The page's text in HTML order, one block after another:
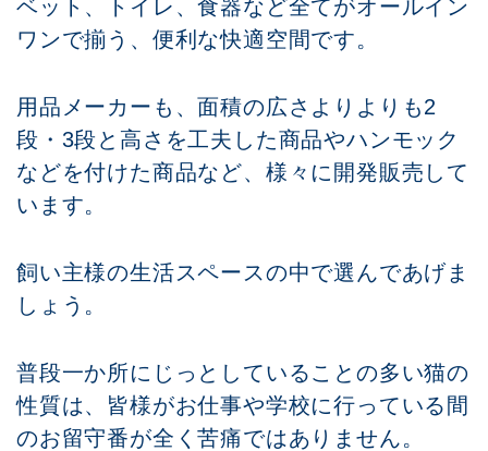
ベット、トイレ、食器など全てがオールイン
ワンで揃う、便利な快適空間です。
用品メーカーも、面積の広さよりよりも2
段・3段と高さを工夫した商品やハンモック
などを付けた商品など、様々に開発販売して
います。
飼い主様の生活スペースの中で選んであげま
しょう。
普段一か所にじっとしていることの多い猫の
性質は、皆様がお仕事や学校に行っている間
のお留守番が全く苦痛ではありません。